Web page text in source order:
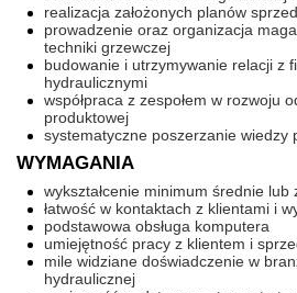
realizacja założonych planów
prowadzenie oraz organizacja
techniki grzewczej
budowanie i utrzymywanie relacji z
hydraulicznymi
współpraca z zespołem w rozwoju
produktowej
systematyczne poszerzanie wiedzy
WYMAGANIA
wykształcenie minimum średnie lub
łatwość w kontaktach z klientami i
podstawowa obsługa komputera
umiejętność pracy z klientem i
mile widziane doświadczenie w
hydraulicznej